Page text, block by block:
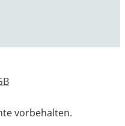
vorbehalten.